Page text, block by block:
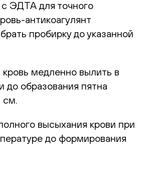
ЭДТА для точного
антикоагулянт
пробирку до указанной
медленно вылить в
до образования пятна
высыхания крови при
до формирования